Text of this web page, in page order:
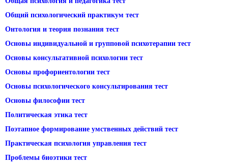
Общий психологический практикум тест
Онтология и теория познания тест
Основы индивидуальной и групповой психотерапии тест
Основы консультативной психологии тест
Основы профориентологии тест
Основы психологического консультирования тест
Основы философии тест
Политическая этика тест
Поэтапное формирование умственных действий тест
Практическая психология управления тест
Проблемы биоэтики тест